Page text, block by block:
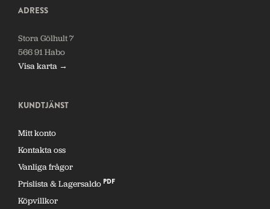
ADRESS
Stora Gölhult 7
566 91 Habo
Visa karta →
KUNDTJÄNST
Mitt konto
Kontakta oss
Vanliga frågor
Prislista & Lagersaldo PDF
Köpvillkor